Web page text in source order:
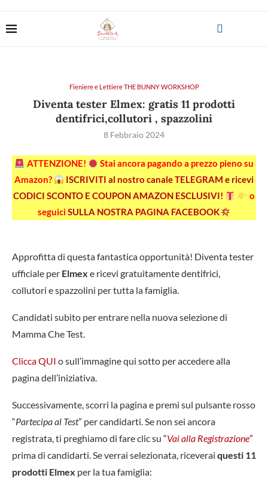
Fieniere e Lettiere THE BUNNY WORKSHOP
Diventa tester Elmex: gratis 11 prodotti
dentifrici,collutori , spazzolini
8 Febbraio 2024
ATTENZIONE!
Stai ancora pagando a prezzo pieno su
Amazon?
ISCRIVITI al nostro canale TELEGRAM e ricevi
CODICI SCONTO E COUPON AMAZON ESCLUSIVI!
o
seguiciSULLA NOSTRA PAGINA FACEBOOK
Approfitta di questa fantastica opportunità! Diventa tester
ufficiale per Elmex e ricevi gratuitamente dentifrici,
collutori e spazzolini per tutta la famiglia.
Candidati subito per entrare nella nuova selezione di
Mamma Che Test.
Clicca QUI o sull’immagine qui sotto per accedere alla
pagina dell’iniziativa.
Successivamente, scorri la pagina e premi sul pulsante rosso
“Partecipa al Test” per candidarti. Se non sei ancora
registrata, ti preghiamo di fare clic su “Vai alla Registrazione”
prima di candidarti. Se verrai selezionata, riceverai questi 11
prodotti Elmex per la tua famiglia: